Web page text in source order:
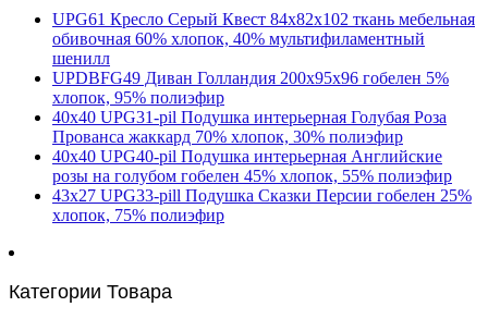
UPG61 Кресло Серый Квест 84х82х102 ткань мебельная
обивочная 60% хлопок, 40% мультифиламентный
шенилл
UPDBFG49 Диван Голландия 200х95х96 гобелен 5%
хлопок, 95% полиэфир
40х40 UPG31-pil Подушка интерьерная Голубая Роза
Прованса жаккард 70% хлопок, 30% полиэфир
40х40 UPG40-pil Подушка интерьерная Английские
розы на голубом гобелен 45% хлопок, 55% полиэфир
43х27 UPG33-pill Подушка Сказки Персии гобелен 25%
хлопок, 75% полиэфир
Категории Товара